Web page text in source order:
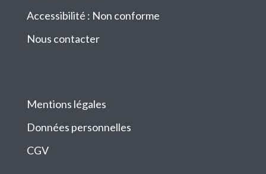
Accessibilité : Non conforme
Nous contacter
Mentions légales
Données personnelles
CGV